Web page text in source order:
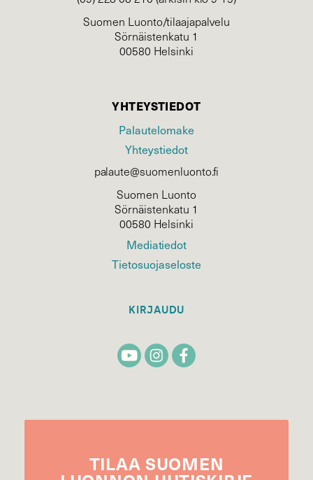
Suomen Luonto/tilaajapalvelu
Sörnäistenkatu 1
00580 Helsinki
YHTEYSTIEDOT
Palautelomake
Yhteystiedot
palaute@suomenluonto.fi
Suomen Luonto
Sörnäistenkatu 1
00580 Helsinki
Mediatiedot
Tietosuojaseloste
KIRJAUDU
TILAA SUOMEN